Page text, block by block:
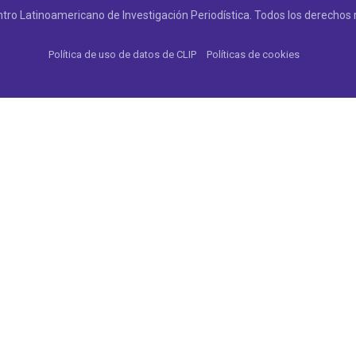
Latinoamericano de Investigación Periodística. Todos los derechos
Política de uso de datos de CLIP Políticas de cookies